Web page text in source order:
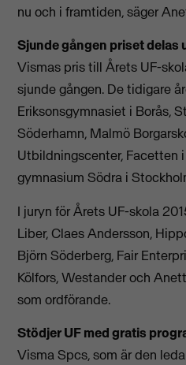
nu och i framtiden, säger
Sjunde gången priset delas
Vismas pris till Årets UF-
sjunde gången. De tidigare
Eriksonsgymnasiet i Borås,
Söderhamn, Malmö
Utbildningscenter, Facetten
gymnasium Södra i
I juryn för Årets UF-skola
Liber, Claes Andersson,
Björn Söderberg, Fair
Kölfors, Westander och
som ordförande.
Stödjer UF med gratis
Visma Spcs, som är den